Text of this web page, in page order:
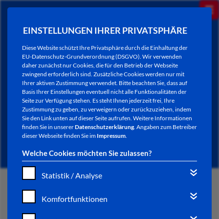
EINSTELLUNGEN IHRER PRIVATSPHÄRE
Diese Website schützt Ihre Privatsphäre durch die Einhaltung der
EU-Datenschutz-Grundverordnung (DSGVO). Wir verwenden
daher zunächst nur Cookies, die für den Betrieb der Webseite
zwingend erforderlich sind. Zusätzliche Cookies werden nur mit
Ihrer aktiven Zustimmung verwendet. Bitte beachten Sie, dass auf
Basis Ihrer Einstellungen eventuell nicht alle Funktionalitäten der
Seite zur Verfügung stehen. Es steht Ihnen jederzeit frei, Ihre
Zustimmung zu geben, zu verweigern oder zurückzuziehen, indem
Sie den Link unten auf dieser Seite aufrufen. Weitere Informationen
finden Sie in unsererDatenschutzerklärung. Angaben zum Betreiber
dieser Webseite finden Sie im Impressum.
Welche Cookies möchten Sie zulassen?
Statistik / Analyse
Komfortfunktionen
VERBRAUCHERBERATUNG
START